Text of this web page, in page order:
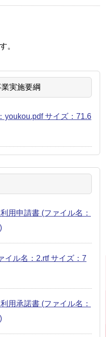
。
実施要綱
youkou.pdf サイズ：71.6
用申請書 (ファイル名：
イル名：2.rtf サイズ：7
用承諾書 (ファイル名：